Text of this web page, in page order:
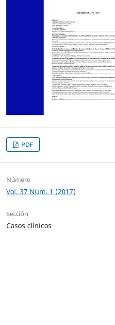
PDF
Número
Vol. 37 Núm. 1 (2017)
Sección
Casos clínicos